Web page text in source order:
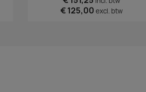
€ 125,00 excl. btw